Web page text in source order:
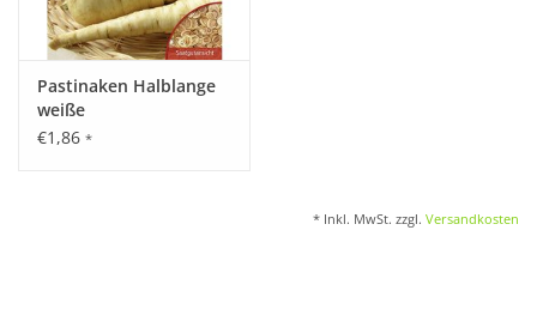
Pastinaken Halblange
weiße
€1,86 *
* Inkl. MwSt. zzgl. Versandkosten